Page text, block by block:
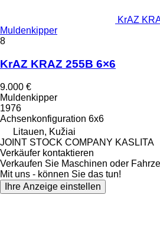
KrAZ
Muldenkipper
8
KrAZ KRAZ 255B 6×6
9.000 €
Muldenkipper
1976
Achsenkonfiguration 6x6
Litauen, Kužiai
JOINT STOCK COMPANY KASLITA
Verkäufer kontaktieren
Verkaufen Sie Maschinen oder
Mit uns - können Sie das tun!
Ihre Anzeige einstellen